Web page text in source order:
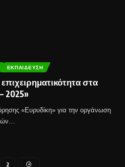
ΕΚΠΑΊΔΕΥΣΗ
στα
2025»
«Ευρυδίκη» για την οργάνωση
2